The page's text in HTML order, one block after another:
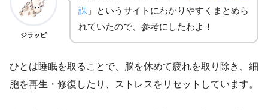
ジラッピ
課 」というサイトにわかりやすくまとめら
れていたので、参考にしたわよ！
ひとは睡眠を取ることで、脳を休めて疲れを取り除き、細
胞を再生・修復したり、ストレスをリセットしています。